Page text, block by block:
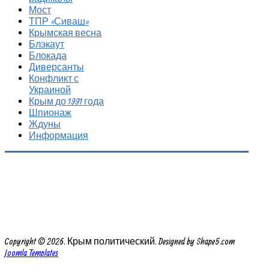
Мост
ТПР «Сиваш»
Крымская весна
Блэкаут
Блокада
Диверсанты
Конфликт с
Украиной
Крым до 1991 года
Шпионаж
Ждуны
Информация
Copyright © 2026. Крым политический. Designed by Shape5.com
Joomla Templates